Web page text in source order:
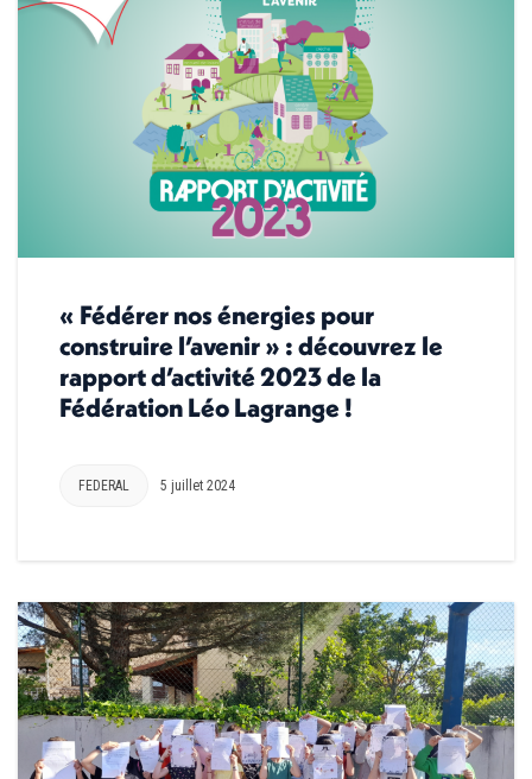
« Fédérer nos énergies pour
construire l’avenir » : découvrez le
rapport d’activité 2023 de la
Fédération Léo Lagrange !
FEDERAL 5 juillet 2024